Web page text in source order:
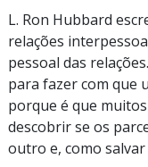
L. Ron Hubbard
relações
pessoal das
para fazer com que
porque é que
descobrir se os
outro e, como